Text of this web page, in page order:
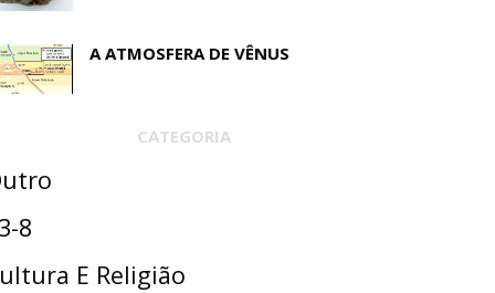
A ATMOSFERA DE VÊNUS
CATEGORIA
8
E Religião